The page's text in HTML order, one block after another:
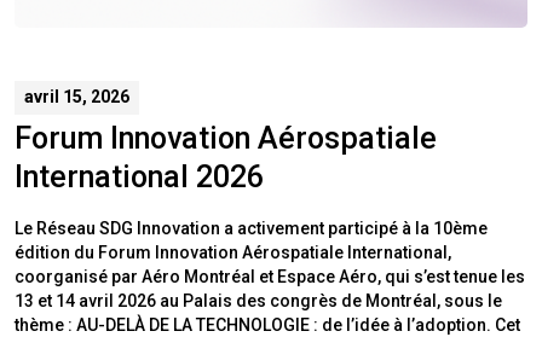
avril 15, 2026
Forum Innovation Aérospatiale
International 2026
Le Réseau SDG Innovation a activement participé à la 10ème
édition du Forum Innovation Aérospatiale International,
coorganisé par Aéro Montréal et Espace Aéro, qui s’est tenue les
13 et 14 avril 2026 au Palais des congrès de Montréal, sous le
thème : AU-DELÀ DE LA TECHNOLOGIE : de l’idée à l’adoption. Cet